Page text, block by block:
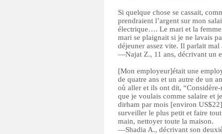
Si quelque chose se cassait,
prendraient l’argent sur mon
électrique…. Le mari et la
mari se plaignait si je ne lavais
déjeuner assez vite. Il parlait
—Najat Z., 11 ans, décrivant un
[Mon employeur]était une
de quatre ans et un autre de un
où aller et ils ont dit,
que je voulais comme salaire et
dirham par mois [environ
surveiller le plus petit et faire
main, nettoyer toute la maison.
—Shadia A., décrivant son